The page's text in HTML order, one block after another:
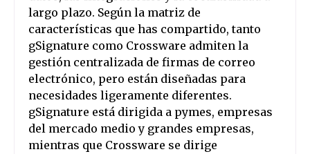
largo plazo. Según la matriz de
características que has compartido, tanto
gSignature como Crossware admiten la
gestión centralizada de firmas de correo
electrónico, pero están diseñadas para
necesidades ligeramente diferentes.
gSignature está dirigida a pymes, empresas
del mercado medio y grandes empresas,
mientras que Crossware se dirige